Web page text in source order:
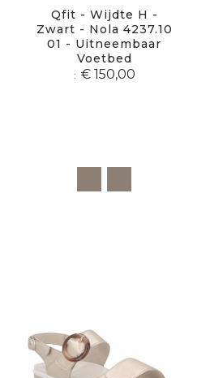
Qfit - Wijdte H -
Zwart - Nola 4237.10
01 - Uitneembaar
Voetbed
€ 150,00